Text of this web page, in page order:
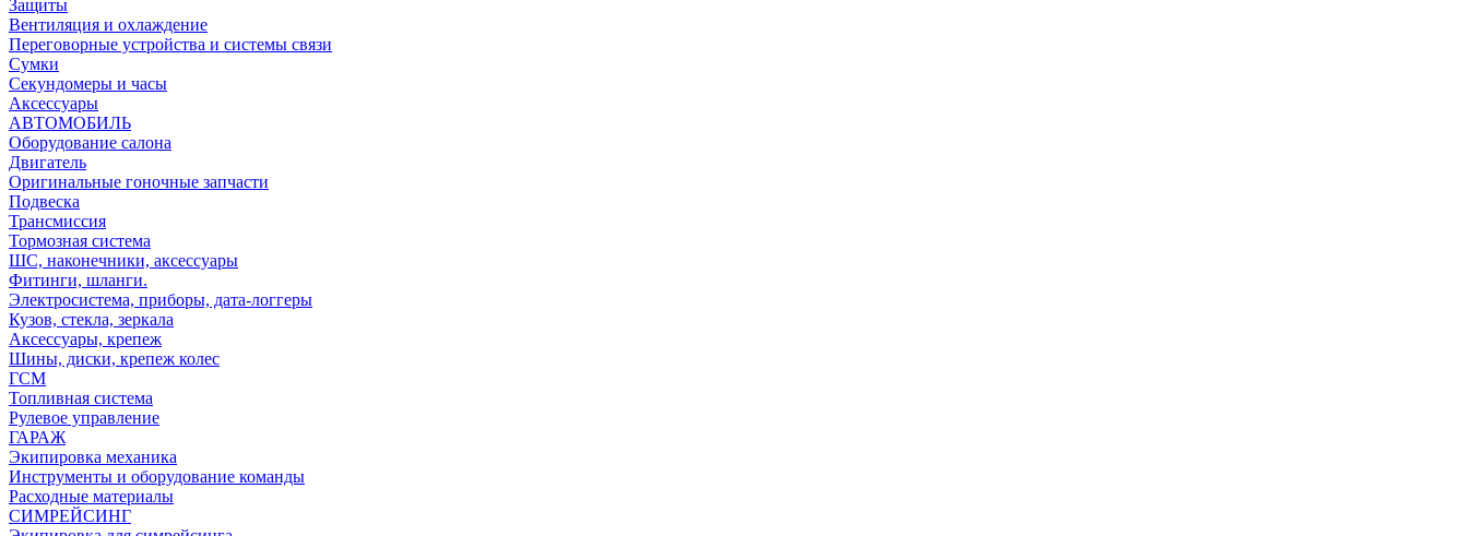
Защиты
Вентиляция и охлаждение
Переговорные устройства и системы связи
Сумки
Секундомеры и часы
Аксессуары
АВТОМОБИЛЬ
Оборудование салона
Двигатель
Оригинальные гоночные запчасти
Подвеска
Трансмиссия
Тормозная система
ШС, наконечники, аксессуары
Фитинги, шланги.
Электросистема, приборы, дата-логгеры
Кузов, стекла, зеркала
Аксессуары, крепеж
Шины, диски, крепеж колес
ГСМ
Топливная система
Рулевое управление
ГАРАЖ
Экипировка механика
Инструменты и оборудование команды
Расходные материалы
СИМРЕЙСИНГ